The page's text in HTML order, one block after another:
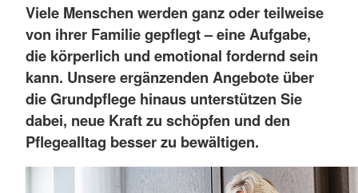
Viele Menschen werden ganz oder teilweise
von ihrer Familie gepflegt – eine Aufgabe,
die körperlich und emotional fordernd sein
kann. Unsere ergänzenden Angebote über
die Grundpflege hinaus unterstützen Sie
dabei, neue Kraft zu schöpfen und den
Pflegealltag besser zu bewältigen.